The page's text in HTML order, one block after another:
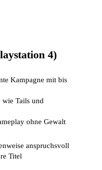
4)
Kampagne mit bis
wie Tails und
ohne Gewalt
anspruchsvoll
Titel